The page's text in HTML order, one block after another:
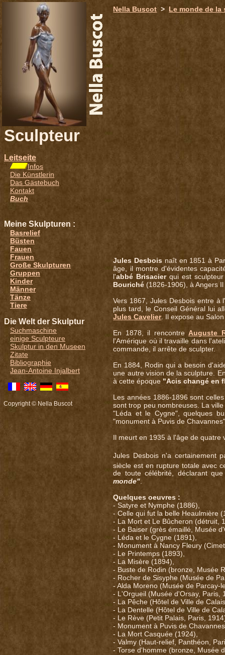
Sculpteur
Leitseite
Infos
Die Künstlerin
Das Gästebuch
Kontakt
Buch
Meine Skulpturen :
Basrelief
Büsten
Fauen
Frauen
Große Skulpturen
Gruppen
Kinder
Männer
Tänze
Tiere
Die Welt der Skulptur
Suchmaschine
einige Sculpteure
Skulptur in den Museen
Zitate
Bibliographie
Jean-Antoine Injalbert
Copyright © Nella Buscot
Nella Buscot > Le monde de la
Jules Desbois naît en 1851 à
âge, il montre d'évidentes
l'abbé Brisacierqui est sculpteur
Bouriché(1826-1906), à Angers
Vers 1867, Jules Desbois entre à
plus tard, le Conseil Général lui
Jules Cavelier. Il expose au
En 1878, il rencontre Auguste
l'Amérique où il travaille dans
commande, il arrête de sculpter.
En 1884, Rodin qui a besoin
une autre vision de la sculpture.
à cette époque "Acis changé en
Les années 1886-1896 sont
sont trop peu nombreuses. La
"Léda et le Cygne", quelques
"monument à Puvis de
Il meurt en 1935 à l'âge de quatre
Jules Desbois n'a certainement
siècle est en rupture totale avec
de toute célébrité, déclarant
monde".
Quelques oeuvres :
- Satyre et Nymphe (1886),
- Celle qui fut la belle Heaulmière
- La Mort et Le Bûcheron (détruit,
- Le Baiser (grès émaillé, Musée
- Léda et le Cygne (1891),
- Monument à Nancy Fleury
- Le Printemps (1893),
- La Misère (1894),
- Buste de Rodin (bronze, Musée
- Rocher de Sisyphe (Musée de
- Alda Moreno (Musée de Parcay-
- L'Orgueil (Musée d'Orsay, Paris,
- La Pêche (Hôtel de Ville de
- La Dentelle (Hôtel de Ville de
- Le Rève (Petit Palais, Paris,
- Monument à Puvis de
- La Mort Casquée (1924),
- Valmy (Haut-relief, Panthéon,
- Torse d'homme (bronze, Musée